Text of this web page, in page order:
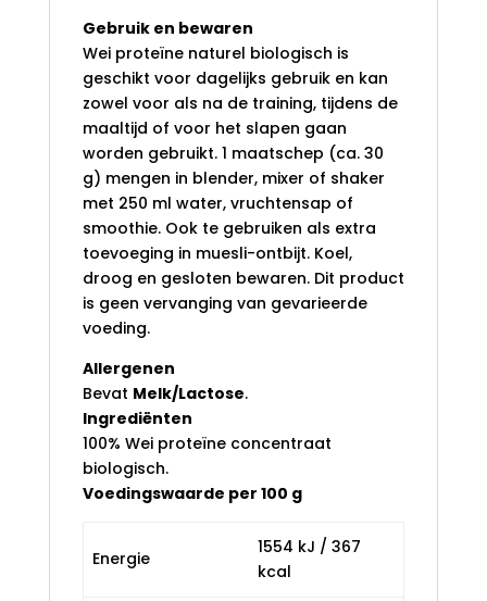
Gebruik en bewaren
Wei proteïne naturel biologisch is
geschikt voor dagelijks gebruik en kan
zowel voor als na de training, tijdens de
maaltijd of voor het slapen gaan
worden gebruikt. 1 maatschep (ca. 30
g) mengen in blender, mixer of shaker
met 250 ml water, vruchtensap of
smoothie. Ook te gebruiken als extra
toevoeging in muesli-ontbijt. Koel,
droog en gesloten bewaren. Dit product
is geen vervanging van gevarieerde
voeding.
Allergenen
Bevat Melk/Lactose.
Ingrediënten
100% Wei proteïne concentraat
biologisch.
Voedingswaarde per 100 g
Energie
1554 kJ / 367
kcal